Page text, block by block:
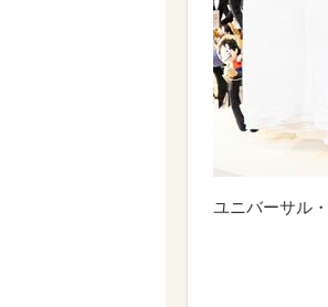
ユニバーサル